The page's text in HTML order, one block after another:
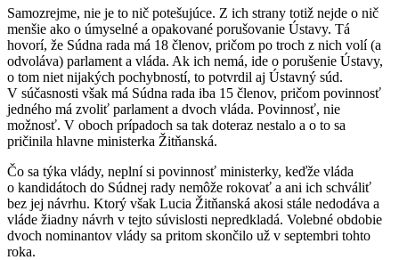
Samozrejme, nie je to nič potešujúce. Z ich strany totiž nejde o nič
menšie ako o úmyselné a opakované porušovanie Ústavy. Tá
hovorí, že Súdna rada má 18 členov, pričom po troch z nich volí (a
odvoláva) parlament a vláda. Ak ich nemá, ide o porušenie Ústavy,
o tom niet nijakých pochybností, to potvrdil aj Ústavný súd.
V súčasnosti však má Súdna rada iba 15 členov, pričom povinnosť
jedného má zvoliť parlament a dvoch vláda. Povinnosť, nie
možnosť. V oboch prípadoch sa tak doteraz nestalo a o to sa
pričinila hlavne ministerka Žitňanská.
Čo sa týka vlády, neplní si povinnosť ministerky, keďže vláda
o kandidátoch do Súdnej rady nemôže rokovať a ani ich schváliť
bez jej návrhu. Ktorý však Lucia Žitňanská akosi stále nedodáva a
vláde žiadny návrh v tejto súvislosti nepredkladá. Volebné obdobie
dvoch nominantov vlády sa pritom skončilo už v septembri tohto
roka.